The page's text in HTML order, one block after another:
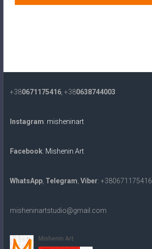
+380671175416, +380638744003
Instagram: misheninart
Facebook: Mishenin Art
WhatsApp, Telegram Viber: +380671175416
misheninartstudio@gmail.com